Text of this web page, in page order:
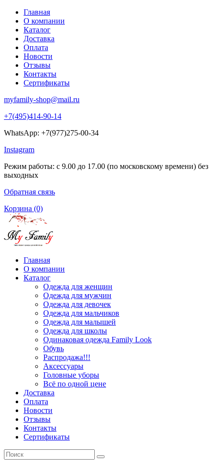
Главная
О компании
Каталог
Доставка
Оплата
Новости
Отзывы
Контакты
Сертификаты
myfamily-shop@mail.ru
+7(495)414-90-14
WhatsApp: +7(977)275-00-34
Instagram
Режим работы: с 9.00 до 17.00 (по московскому времени) без
выходных
Обратная связь
Корзина (0)
Главная
О компании
Каталог
Одежда для женщин
Одежда для мужчин
Одежда для девочек
Одежда для мальчиков
Одежда для малышей
Одежда для школы
Одинаковая одежда Family Look
Обувь
Распродажа!!!
Аксессуары
Головные уборы
Всё по одной цене
Доставка
Оплата
Новости
Отзывы
Контакты
Сертификаты